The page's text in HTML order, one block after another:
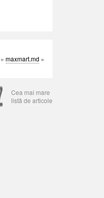
maxmart.md »
Cea mai mare
listă de articole